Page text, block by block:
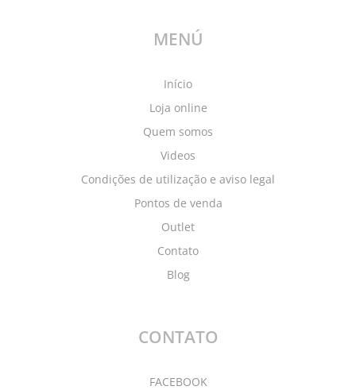
MENÚ
Início
Loja online
Quem somos
Videos
Condições de utilização e aviso legal
Pontos de venda
Outlet
Contato
Blog
CONTATO
FACEBOOK